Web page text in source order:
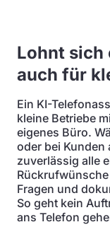
Lohnt sich
auch für
Ein KI-
kleine Betriebe
eigenes Büro.
oder bei Kunden
zuverlässig alle
Fragen und
So geht kein
ans Telefon